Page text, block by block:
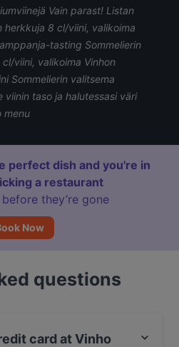
Vain parast! Listan
herkkuja 8 cl/viini, valikoima
tasting Sommelierin
viini, valikoima Vinhon
Sommelierin valitsema
viinin taso ja halutessasi väri
menu
perfect dish and you're in
a restaurant
they’re gone
Now
questions
card at Vinho